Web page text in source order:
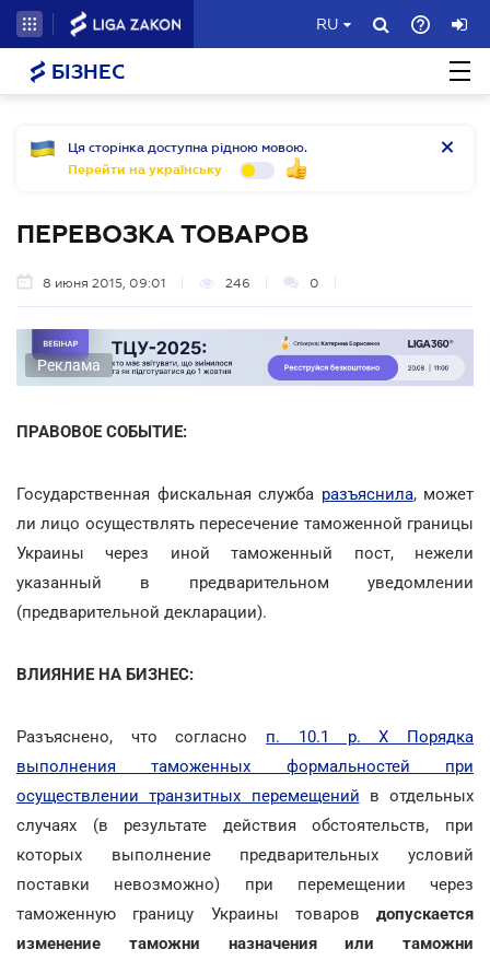
RU
БІЗНЕС
Ця сторінка доступна рідною мовою.
Перейти на українську
ПЕРЕВОЗКА ТОВАРОВ
8 июня 2015, 09:01 246 0
Реклама
ПРАВОВОЕ СОБЫТИЕ:
Государственная фискальная служба разъяснила, может
ли лицо осуществлять пересечение таможенной границы
Украины через иной таможенный пост, нежели
указанный в предварительном уведомлении
(предварительной декларации).
ВЛИЯНИЕ НА БИЗНЕС:
Разъяснено, что согласно п. 10.1 р. X Порядка
выполнения таможенных формальностей при
осуществлении транзитных перемещений в отдельных
случаях (в результате действия обстоятельств, при
которых выполнение предварительных условий
поставки невозможно) при перемещении через
таможенную границу Украины товаров допускается
изменение таможни назначения или таможни